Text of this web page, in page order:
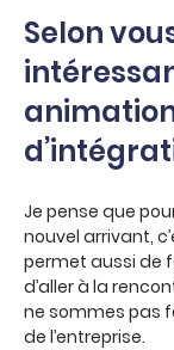
Selon
Je pense que
nouvel arrivant,
permet aussi de
d’aller à la
ne sommes pas
de l’entreprise.